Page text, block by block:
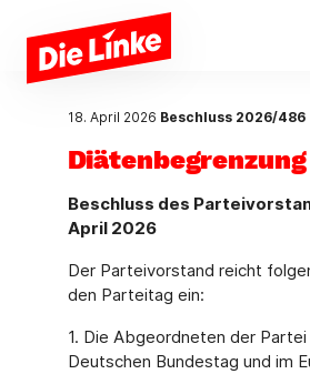
Zum Hauptinhalt springen
18. April 2026 Beschluss 2026/486
Diätenbegrenzung
Beschluss des
April 2026
Der Parteivorstand reicht
den Parteitag ein:
1. Die Abgeordneten der
Deutschen Bundestag und im